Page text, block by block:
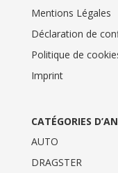
Mentions Légales
Déclaration de
Politique de
Imprint
CATÉGORIES
AUTO
DRAGSTER